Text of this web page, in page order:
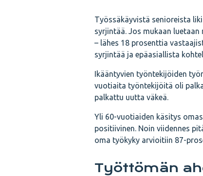
Työssäkäyvistä senioreista
syrjintää. Jos mukaan
– lähes 18 prosenttia
syrjintää ja epäasiallista
Ikääntyvien työntekijöiden
vuotiaita työntekijöitä oli
palkattu uutta väkeä.
Yli 60-vuotiaiden käsitys
positiivinen. Noin viidennes
oma työkyky arvioitiin 87-
Työttömän